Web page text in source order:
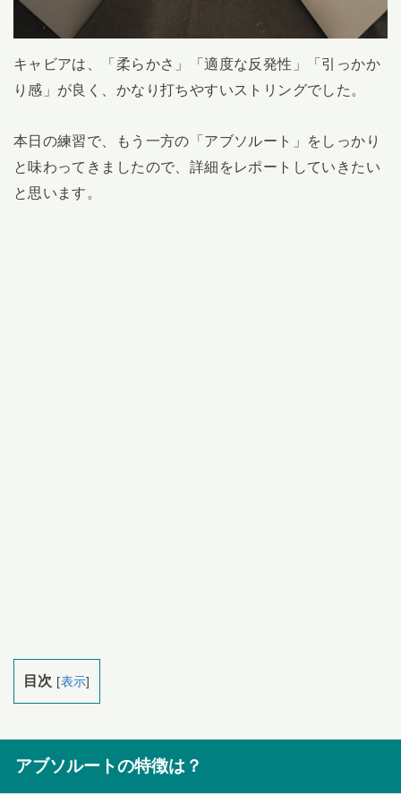
キャビアは、「柔らかさ」「適度な反発性」「引っかか
り感」が良く、かなり打ちやすいストリングでした。
本日の練習で、もう一方の「アブソルート」をしっかり
と味わってきましたので、詳細をレポートしていきたい
と思います。
目次 [表示]
アブソルートの特徴は？